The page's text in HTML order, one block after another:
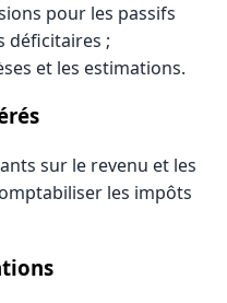
pour les passifs
déficitaires ;
et les estimations.
sur le revenu et les
les impôts